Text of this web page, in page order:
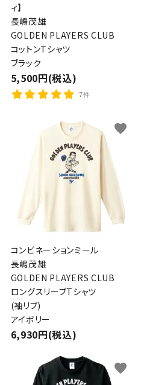
ィ】
長嶋茂雄
GOLDEN PLAYERS CLUB
コットンTシャツ
ブラック
5,500円(税込)
7件
コンビネーションミール
長嶋茂雄
GOLDEN PLAYERS CLUB
ロングスリーブTシャツ
(袖リブ)
アイボリー
6,930円(税込)
favorite
favorite